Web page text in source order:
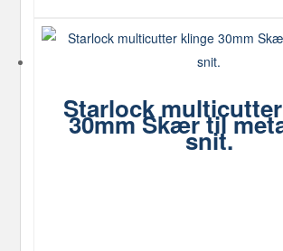
Starlock
30mm Skær til
snit.